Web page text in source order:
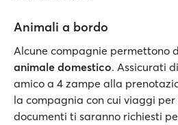
Animali a bordo
Alcune compagnie permettono
animale domestico. Assicurati
amico a 4 zampe alla
la compagnia con cui viaggi
documenti ti saranno richiesti